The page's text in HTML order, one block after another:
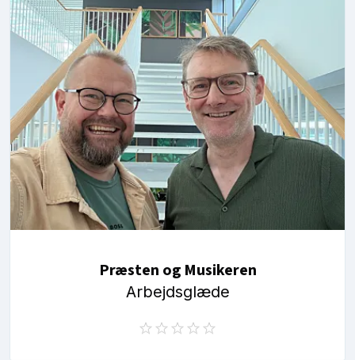
Præsten og Musikeren
Arbejdsglæde